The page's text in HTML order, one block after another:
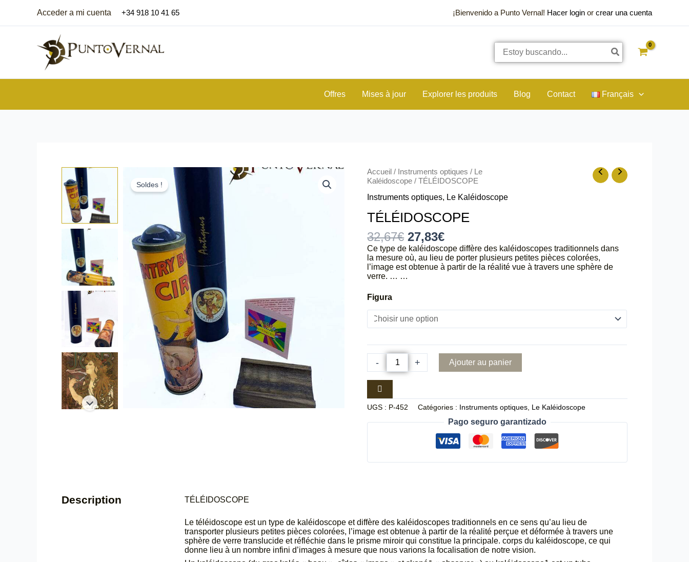
Acceder a mi cuenta +34 918 10 41 65 ¡Bienvenido a Punto Vernal! Hacer login or crear una cuenta
Rechercher:
Offres Mises à jour Explorer les produits Blog Contact Français
Soldes !
Accueil / Instruments optiques /
Le
Kaléidoscope / TÉLÉIDOSCOPE
Instruments optiques, Le Kaléidoscope
TÉLÉIDOSCOPE
32,67€ 27,83€
Ce type de kaléidoscope diffère des kaléidoscopes traditionnels dans
la mesure où, au lieu de porter plusieurs petites pièces colorées,
l’image est obtenue à partir de la réalité vue à travers une sphère de
verre. … …
Figura
-
quantité
de
+ Ajouter au panier
UGS : P-452 Catégories : Instruments optiques Le Kaléidoscope
Pago seguro garantizado
Description TÉLÉIDOSCOPE
Le téléidoscope est un type de kaléidoscope et diffère des kaléidoscopes traditionnels en ce sens qu’au lieu de
transporter plusieurs petites pièces colorées, l’image est obtenue à partir de la réalité perçue et déformée à travers une
sphère de verre translucide et réfléchie dans le prisme miroir qui constitue la principale. corps du kaléidoscope, ce qui
donne lieu à un nombre infini d’images à mesure que nous varions la focalisation de notre vision.